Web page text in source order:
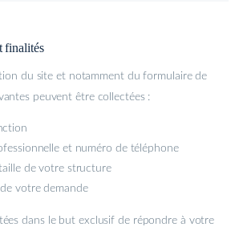
finalités
du site et notamment du formulaire de
peuvent être collectées :
et numéro de téléphone
de votre structure
votre demande
dans le but exclusif de répondre à votre